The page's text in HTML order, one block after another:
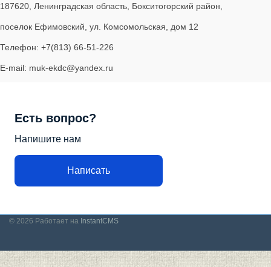
187620, Ленинградская область, Бокситогорский район,
поселок Ефимовский, ул. Комсомольская, дом 12
Телефон: +7(813) 66-51-226
E-mail: muk-ekdc@yandex.ru
Есть вопрос?
Напишите нам
Написать
© 2026 Работает на InstantCMS